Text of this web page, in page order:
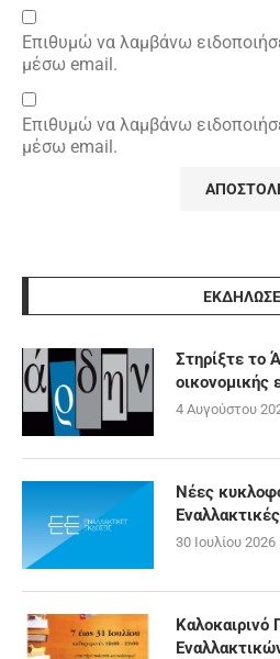
Επιθυμώ να λαμβάνω
μέσω email.
Επιθυμώ να λαμβάνω
μέσω email.
Στηρίξτε το
οικονομικής
4 Αυγούστου
Νέες
30 Ιουλίου 2026
Καλοκαιρινό